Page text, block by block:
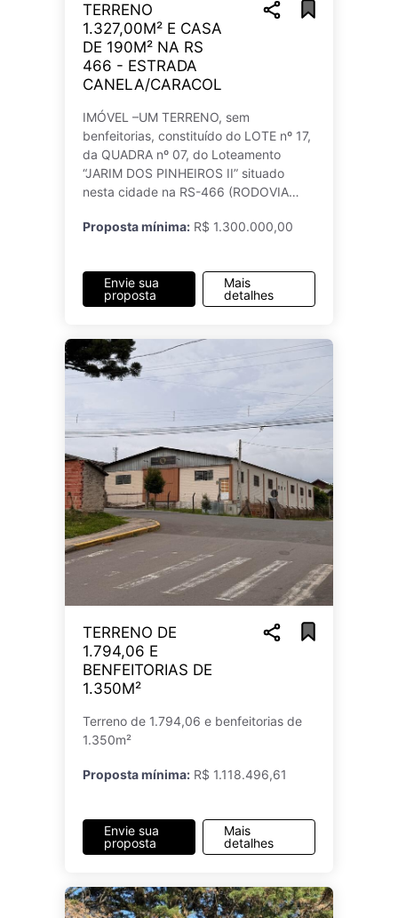
TERRENO
1.327,00M² E CASA
DE 190M² NA RS
466 - ESTRADA
CANELA/CARACOL
IMÓVEL –UM TERRENO, sem
benfeitorias, constituído do LOTE nº 17,
da QUADRA nº 07, do Loteamento
“JARIM DOS PINHEIROS II” situado
nesta cidade na RS-466 (RODOVIA
Proposta mínima: R$ 1.300.000,00
Envie sua
proposta
Mais
detalhes
TERRENO DE
1.794,06 E
BENFEITORIAS DE
1.350M²
Terreno de 1.794,06 e benfeitorias de
1.350m²
Proposta mínima: R$ 1.118.496,61
Envie sua
proposta
Mais
detalhes